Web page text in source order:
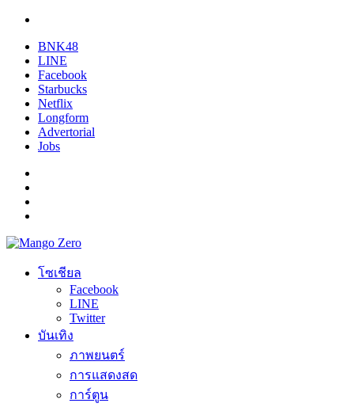
BNK48
LINE
Facebook
Starbucks
Netflix
Longform
Advertorial
Jobs
โซเชียล
Facebook
LINE
Twitter
บันเทิง
ภาพยนตร์
การแสดงสด
การ์ตูน